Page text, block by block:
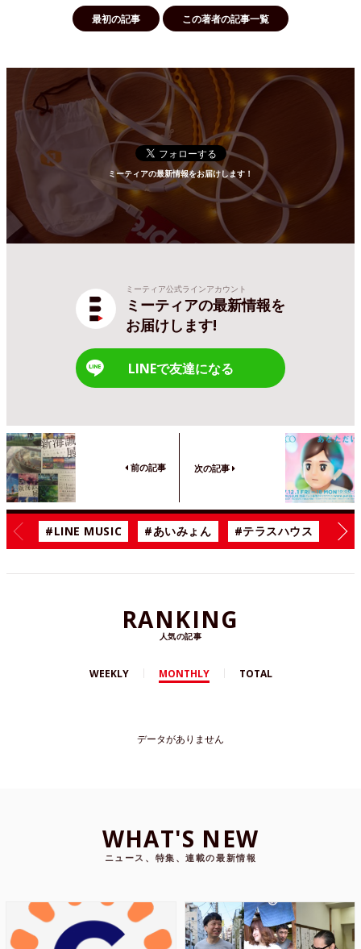
最初の記事 この著者の記事一覧
ミーティアの最新情報をお届けします！
ミーティア公式ラインアカウント
ミーティアの最新情報を
お届けします!
LINEで友達になる
前の記事 次の記事
#LINE MUSIC #あいみょん #テラスハウス #漫
RANKING
人気の記事
WEEKLY MONTHLY TOTAL
データがありません
WHAT'S NEW
ニュース、特集、連載の最新情報